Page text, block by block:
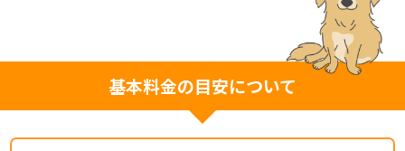
基本料金の目安について